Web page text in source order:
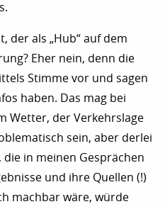
der als „Hub“ auf dem
Eher nein, denn die
Stimme vor und sagen
haben. Das mag bei
Wetter, der Verkehrslage
sein, aber derlei
die in meinen Gesprächen
und ihre Quellen (!)
machbar wäre, würde